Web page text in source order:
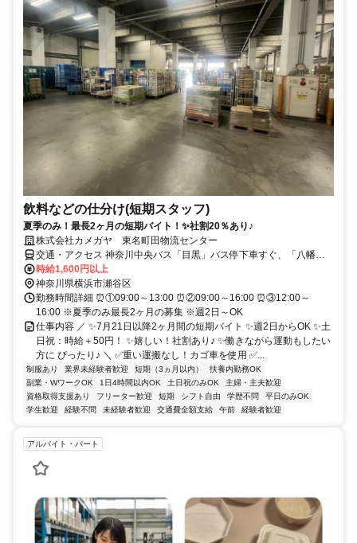
飲料などの仕分け(短期スタッフ)
夏季のみ！最長2ヶ月の短期バイト！✨社割20％あり♪
株式会社カメガヤ 東名町田物流センター
交通・アクセス 神奈川中央バス「目黒」バス停下車すぐ、「八幡神
社前」バス停下車徒歩15分
時給1,600円以上
神奈川県横浜市瀬谷区
勤務時間詳細 ⏰①09:00～13:00 ⏰②09:00～16:00 ⏰③12:00～
16:00 ※夏季のみ最長2ヶ月の募集 ※週2日～OK
仕事内容 ／ ✨7月21日以降2ヶ月間の短期バイト ✨週2日からOK ✨土
日祝：時給＋50円！ ✨嬉しい！社割あり♪ ✨働きながら運動もしたい
方に ぴったり♪ ＼ ✅重い運搬なし！カゴ車を使用 ✅...
制服あり 業界未経験者歓迎 短期（3ヵ月以内）
扶養内勤務OK
副業・WワークOK
1日4時間以内OK 土日祝のみOK
主婦・主夫歓迎
資格取得支援あり
フリーター歓迎 短期 シフト自由 学歴不問
平日のみOK
学生歓迎
経験不問 未経験者歓迎 交通費全額支給 午前 経験者歓迎
アルバイト・パート